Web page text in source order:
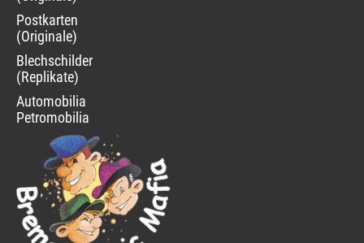
Postkarten
(Originale)
Blechschilder
(Replikate)
Automobilia
Petromobilia